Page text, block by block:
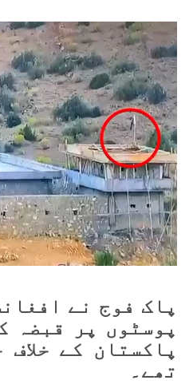
پوسٹوں پر قبضہ
پاکستان کے
تھے۔